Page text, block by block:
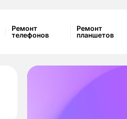
Ремонт
телефонов
Ремонт
планшетов